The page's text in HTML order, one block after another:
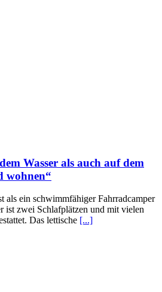
Wasser als auch auf dem
wohnen“
als ein schwimmfähiger Fahrradcamper
ist zwei Schlafplätzen und mit vielen
Das lettische [...]